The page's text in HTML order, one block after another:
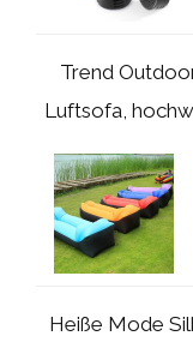
Trend
Luftsofa,
Heiße Mode